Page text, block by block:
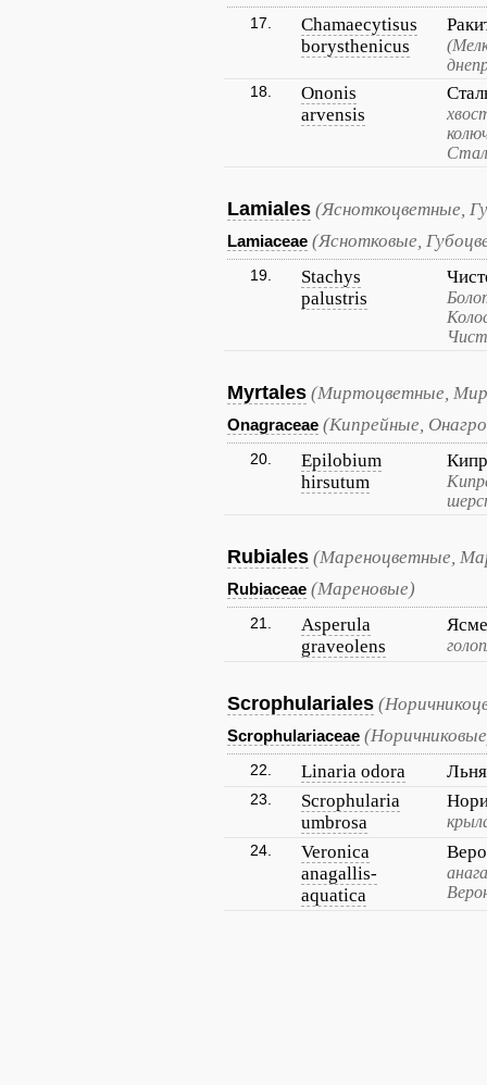
17.
Chamaecytisus
borysthenicus
18.
Ononis
arvensis
Lamiales (Ясноткоцветные,
Lamiaceae (Яснотковые,
19.
Stachys
palustris
Myrtales (Миртоцветные,
Onagraceae (Кипрейные,
20.
Epilobium
hirsutum
Rubiales (Мареноцветные,
Rubiaceae (Мареновые)
21.
Asperula
graveolens
Scrophulariales
Scrophulariaceae
22. Linaria odora
23.
Scrophularia
umbrosa
24.
Veronica
anagallis-
aquatica